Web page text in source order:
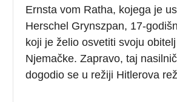
Ernsta vom Ratha, kojega je
Herschel Grynszpan, 17-
koji je želio osvetiti svoju
Njemačke. Zapravo, taj
dogodio se u režiji Hitlerova